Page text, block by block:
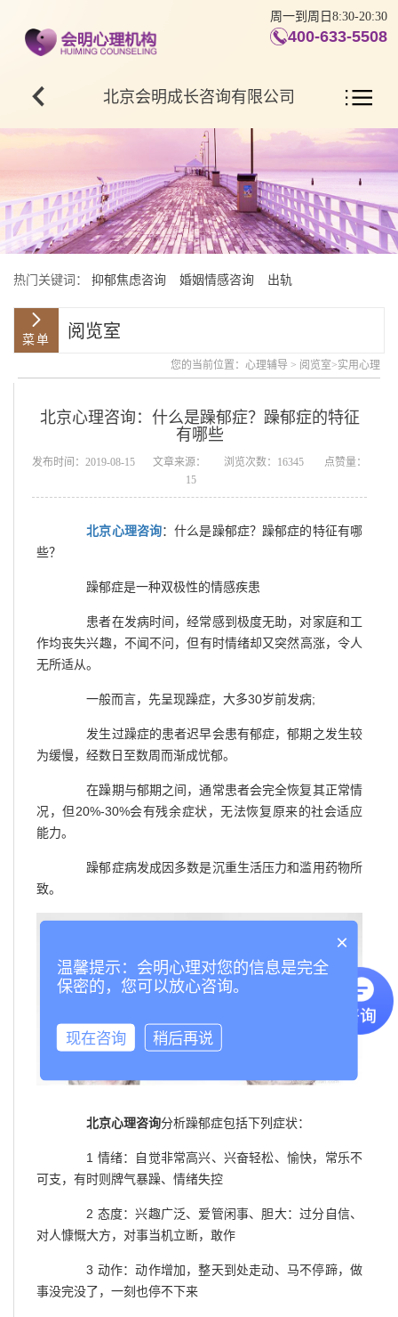
周一到周日8:30-20:30
400-633-5508
北京会明成长咨询有限公司
热门关键词： 抑郁焦虑咨询 婚姻情感咨询 出轨
阅览室
您的当前位置： 心理辅导 > 阅览室>实用心理
北京心理咨询：什么是躁郁症？躁郁症的特征
有哪些
发布时间：2019-08-15 文章来源： 浏览次数：16345
点赞量：
15
北京心理咨询：什么是躁郁症？躁郁症的特征有哪
些？
躁郁症是一种双极性的情感疾患
患者在发病时间，经常感到极度无助，对家庭和工
作均丧失兴趣，不闻不问，但有时情绪却又突然高涨，令人
无所适从。
一般而言，先呈现躁症，大多30岁前发病;
发生过躁症的患者迟早会患有郁症，郁期之发生较
为缓慢，经数日至数周而渐成忧郁。
在躁期与郁期之间，通常患者会完全恢复其正常情
况，但20%-30%会有残余症状，无法恢复原来的社会适应
能力。
躁郁症病发成因多数是沉重生活压力和滥用药物所
致。
北京心理咨询分析躁郁症包括下列症状：
1 情绪：自觉非常高兴、兴奋轻松、愉快，常乐不
可支，有时则牌气暴躁、情绪失控
2 态度：兴趣广泛、爱管闲事、胆大：过分自信、
对人慷慨大方，对事当机立断，敢作
3 动作：动作增加，整天到处走动、马不停蹄，做
事没完没了，一刻也停不下来
×
温馨提示：会明心理对您的信息是完全
保密的，您可以放心咨询。
现在咨询 稍后再说